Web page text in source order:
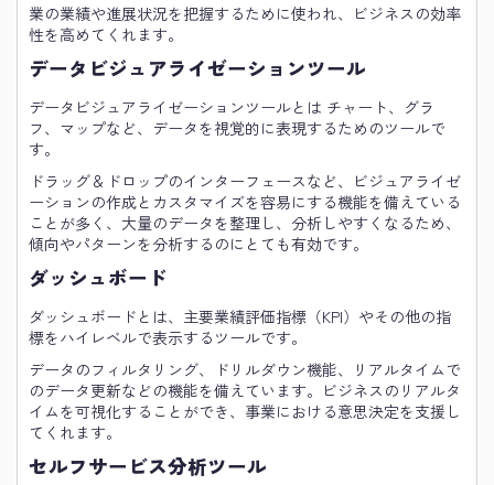
業の業績や進展状況を把握するために使われ、ビジネスの効率
性を高めてくれます。
データビジュアライゼーションツール
データビジュアライゼーションツールとは チャート、グラ
フ、マップなど、データを視覚的に表現するためのツールで
す。
ドラッグ＆ドロップのインターフェースなど、ビジュアライゼ
ーションの作成とカスタマイズを容易にする機能を備えている
ことが多く、大量のデータを整理し、分析しやすくなるため、
傾向やパターンを分析するのにとても有効です。
ダッシュボード
ダッシュボードとは、主要業績評価指標（KPI）やその他の指
標をハイレベルで表示するツールです。
データのフィルタリング、ドリルダウン機能、リアルタイムで
のデータ更新などの機能を備えています。ビジネスのリアルタ
イムを可視化することができ、事業における意思決定を支援し
てくれます。
セルフサービス分析ツール